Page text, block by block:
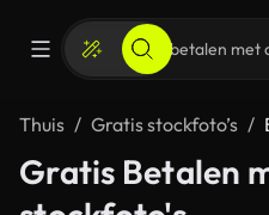
Thuis Gratis stockfoto’s
Gratis Betalen